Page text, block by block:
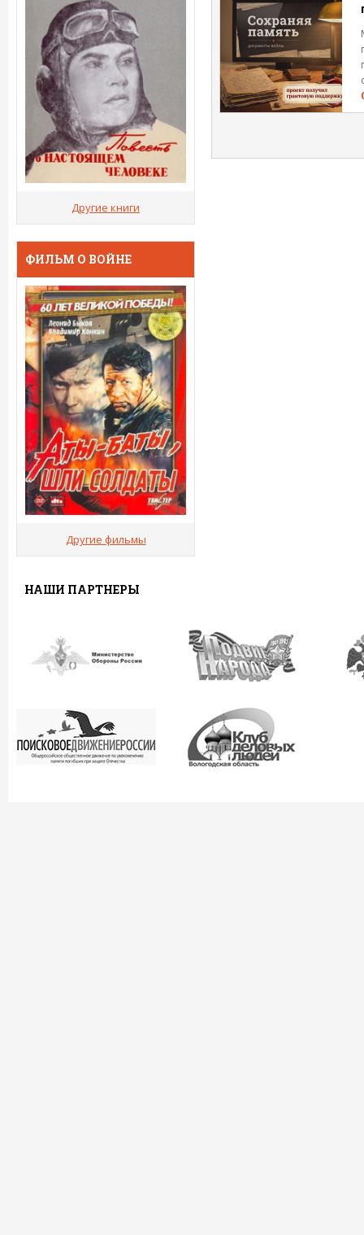
Другие книги
ФИЛЬМ О ВОЙНЕ
Другие фильмы
НАШИ ПАРТНЕРЫ